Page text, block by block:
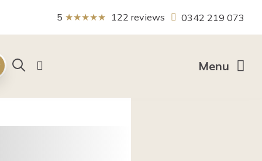
5 ★★★★★ 122 reviews 0342 219 073
Zoeken Menu